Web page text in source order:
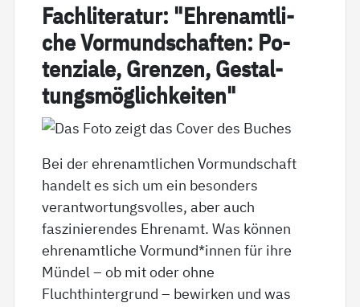
Fach­li­te­ra­tur: "Eh­renamt­li­
che Vor­mund­schaf­ten: Po­
ten­zia­le, Gren­zen, Ge­stal­
tungs­mög­lich­kei­ten"
Bei der ehrenamtlichen Vormundschaft
handelt es sich um ein besonders
verantwortungsvolles, aber auch
faszinierendes Ehrenamt. Was können
ehrenamtliche Vormund*innen für ihre
Mündel – ob mit oder ohne
Fluchthintergrund – bewirken und was